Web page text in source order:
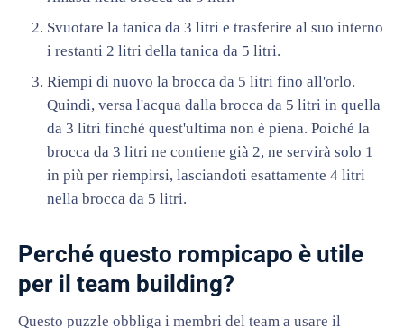
Svuotare la tanica da 3 litri e trasferire al suo interno
i restanti 2 litri della tanica da 5 litri.
Riempi di nuovo la brocca da 5 litri fino all'orlo.
Quindi, versa l'acqua dalla brocca da 5 litri in quella
da 3 litri finché quest'ultima non è piena. Poiché la
brocca da 3 litri ne contiene già 2, ne servirà solo 1
in più per riempirsi, lasciandoti esattamente 4 litri
nella brocca da 5 litri.
Perché questo rompicapo è utile
per il team building?
Questo puzzle obbliga i membri del team a usare il